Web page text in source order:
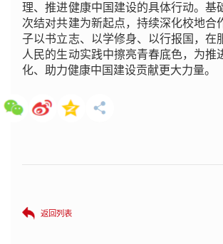
理、推进健康中国建设的具体行动。基
次结对共建为新起点，持续深化校地合
子以书立志、以学修身、以行报国，在
人民的生动实践中擦亮青春底色，为推
化、助力健康中国建设贡献更大力量。
返回列表